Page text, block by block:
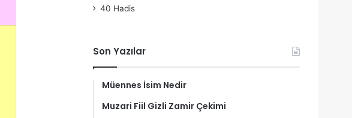
40 Hadis
Son Yazılar
Müennes İsim Nedir
Muzari Fiil Gizli Zamir Çekimi